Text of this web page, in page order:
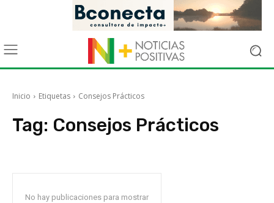
Inicio Etiquetas Consejos Prácticos
Tag: Consejos Prácticos
No hay publicaciones para mostrar